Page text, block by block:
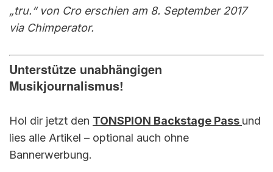
„tru.“ von Cro erschien am 8. September 2017
via Chimperator.
Unterstütze unabhängigen
Musikjournalismus!
Hol dir jetzt den TONSPION Backstage Pass und
lies alle Artikel – optional auch ohne
Bannerwerbung.